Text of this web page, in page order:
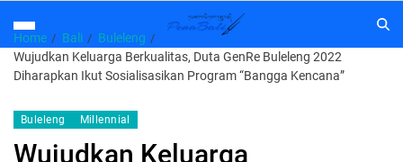
Home Bali
Buleleng
Wujudkan Keluarga Berkualitas, Duta GenRe Buleleng 2022
Diharapkan Ikut Sosialisasikan Program “Bangga Kencana”
Buleleng Millennial
Wujudkan Keluarga